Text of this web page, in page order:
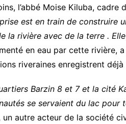
l’abbé Moise Kiluba,
est en train de construire
la rivière avec de la terre .
en eau par cette rivière,
riveraines enregistrent déjà
Barzin 8 et 7 et la cité
se servaient du lac pour
un autre acteur de la société